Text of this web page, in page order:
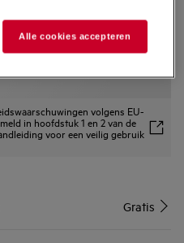
volgens EU-
in hoofdstuk 1 en 2 van de
voor een veilig gebruik
Gratis
Alle cookies accepteren